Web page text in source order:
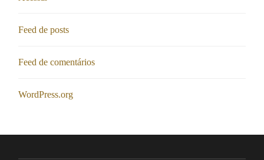
Feed de posts
Feed de comentários
WordPress.org